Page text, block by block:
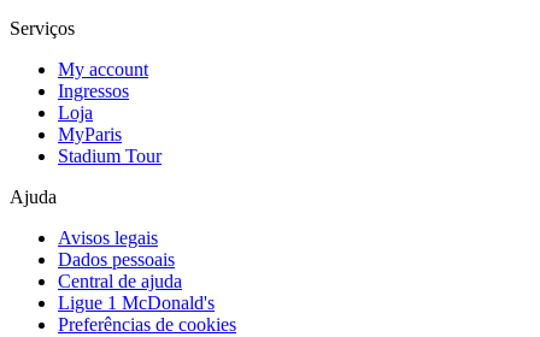
Serviços
My account
Ingressos
Loja
MyParis
Stadium Tour
Ajuda
Avisos legais
Dados pessoais
Central de ajuda
Ligue 1 McDonald's
Preferências de cookies